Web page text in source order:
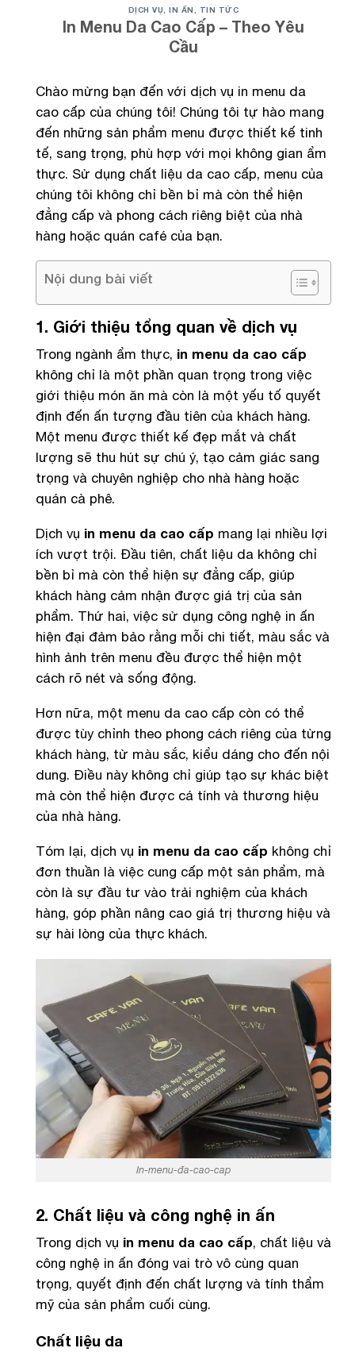
DỊCH VỤ ,IN ẤN TIN TỨC
In Menu Da Cao Cấp – Theo Yêu
Cầu
Chào mừng bạn đến với dịch vụ in menu da
cao cấp của chúng tôi! Chúng tôi tự hào mang
đến những sản phẩm menu được thiết kế tinh
tế, sang trọng, phù hợp với mọi không gian ẩm
thực. Sử dụng chất liệu da cao cấp, menu của
chúng tôi không chỉ bền bỉ mà còn thể hiện
đẳng cấp và phong cách riêng biệt của nhà
hàng hoặc quán café của bạn.
Nội dung bài viết
1. Giới thiệu tổng quan về dịch vụ
Trong ngành ẩm thực, in menu da cao cấp
không chỉ là một phần quan trọng trong việc
giới thiệu món ăn mà còn là một yếu tố quyết
định đến ấn tượng đầu tiên của khách hàng.
Một menu được thiết kế đẹp mắt và chất
lượng sẽ thu hút sự chú ý, tạo cảm giác sang
trọng và chuyên nghiệp cho nhà hàng hoặc
quán cà phê.
Dịch vụ in menu da cao cấp mang lại nhiều lợi
ích vượt trội. Đầu tiên, chất liệu da không chỉ
bền bỉ mà còn thể hiện sự đẳng cấp, giúp
khách hàng cảm nhận được giá trị của sản
phẩm. Thứ hai, việc sử dụng công nghệ in ấn
hiện đại đảm bảo rằng mỗi chi tiết, màu sắc và
hình ảnh trên menu đều được thể hiện một
cách rõ nét và sống động.
Hơn nữa, một menu da cao cấp còn có thể
được tùy chỉnh theo phong cách riêng của từng
khách hàng, từ màu sắc, kiểu dáng cho đến nội
dung. Điều này không chỉ giúp tạo sự khác biệt
mà còn thể hiện được cá tính và thương hiệu
của nhà hàng.
Tóm lại, dịch vụ in menu da cao cấp không chỉ
đơn thuần là việc cung cấp một sản phẩm, mà
còn là sự đầu tư vào trải nghiệm của khách
hàng, góp phần nâng cao giá trị thương hiệu và
sự hài lòng của thực khách.
In-menu-đa-cao-cap
2. Chất liệu và công nghệ in ấn
Trong dịch vụ in menu da cao cấp, chất liệu và
công nghệ in ấn đóng vai trò vô cùng quan
trọng, quyết định đến chất lượng và tính thẩm
mỹ của sản phẩm cuối cùng.
Chất liệu da